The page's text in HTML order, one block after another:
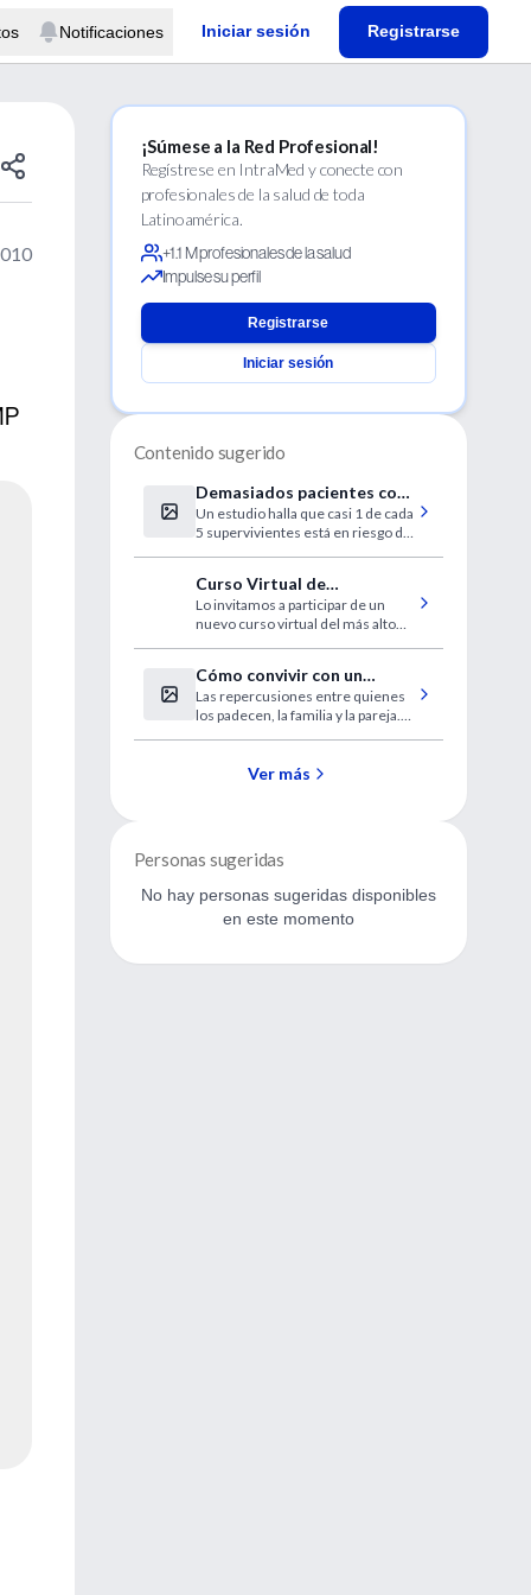
Notificaciones Iniciar sesión Registrarse
¡Súmese a la Red Profesional!
Regístrese en IntraMed y conecte con
profesionales de la salud de toda
Latinoamérica.
+1.1 M profesionales de la salud
Impulse su perfil
Registrarse
Iniciar sesión
Contenido sugerido
Demasiados pacientes con
ACV no toman estatinas
Un estudio halla que casi 1 de cada
5 supervivientes está en riesgo de
Curso Virtual de
Prevención de las
infecciones en Pediatría
Lo invitamos a participar de un
nuevo curso virtual del más alto
Cómo convivir con un
obsesivo compulsivo
Las repercusiones entre quienes
los padecen, la familia y la pareja.
Ver más
Personas sugeridas
No hay personas sugeridas disponibles
en este momento